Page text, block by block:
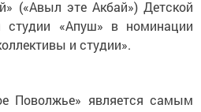
студии «Апуш» в номинации
и студии».
проектом округа.